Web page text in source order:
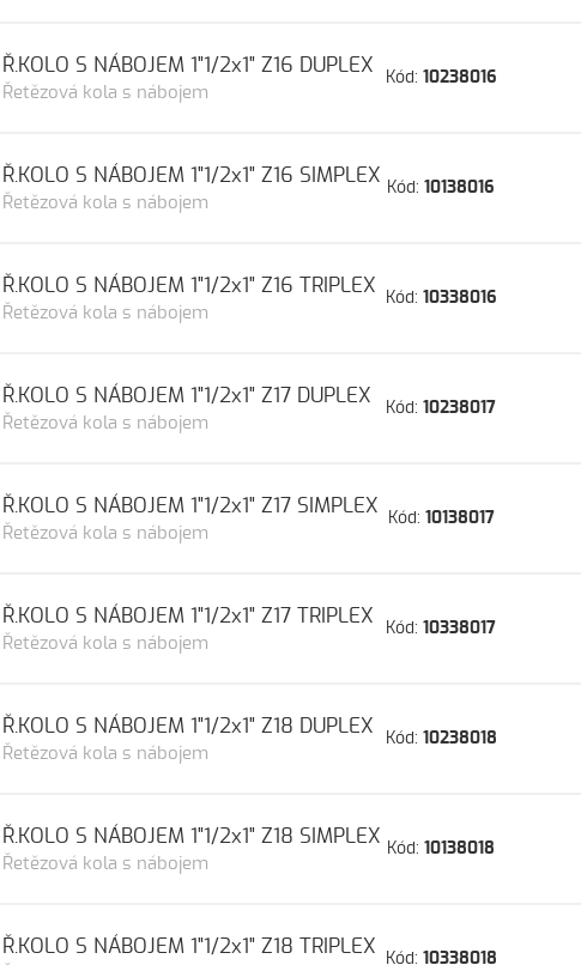
Kód: 10238016
Řetězová kola s nábojem
Ř.KOLO S NÁBOJEM 1"1/2x1" Z16 DUPLEX
Kód:10138016
Řetězová kola s nábojem
Ř.KOLO S NÁBOJEM 1"1/2x1" Z16 SIMPLEX
Kód: 10338016
Řetězová kola s nábojem
Ř.KOLO S NÁBOJEM 1"1/2x1" Z16 TRIPLEX
Kód:10238017
Řetězová kola s nábojem
Ř.KOLO S NÁBOJEM 1"1/2x1" Z17 DUPLEX
Kód: 10138017
Řetězová kola s nábojem
Ř.KOLO S NÁBOJEM 1"1/2x1" Z17 SIMPLEX
Kód:10338017
Řetězová kola s nábojem
Ř.KOLO S NÁBOJEM 1"1/2x1" Z17 TRIPLEX
Kód: 10238018
Řetězová kola s nábojem
Ř.KOLO S NÁBOJEM 1"1/2x1" Z18 DUPLEX
Kód:10138018
Řetězová kola s nábojem
Ř.KOLO S NÁBOJEM 1"1/2x1" Z18 SIMPLEX
Kód: 10338018
Ř.KOLO S NÁBOJEM 1"1/2x1" Z18 TRIPLEX